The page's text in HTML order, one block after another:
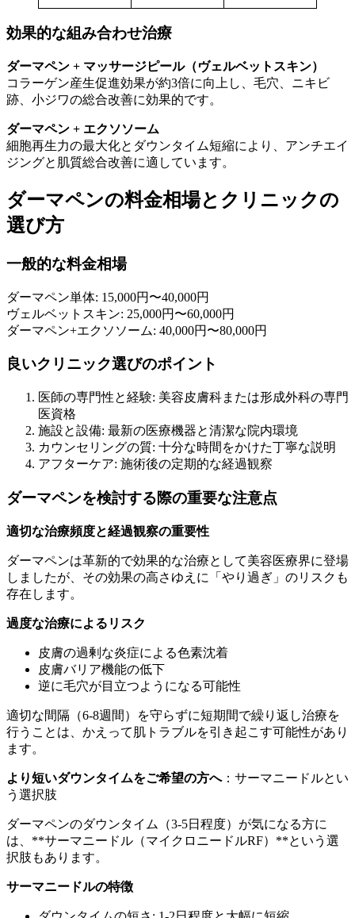
効果的な組み合わせ治療
ダーマペン + マッサージピール（ヴェルベットスキン）
コラーゲン産生促進効果が約3倍に向上し、毛穴、ニキビ
跡、小ジワの総合改善に効果的です。
ダーマペン + エクソソーム
細胞再生力の最大化とダウンタイム短縮により、アンチエイ
ジングと肌質総合改善に適しています。
ダーマペンの料金相場とクリニックの
選び方
一般的な料金相場
ダーマペン単体: 15,000円〜40,000円
ヴェルベットスキン: 25,000円〜60,000円
ダーマペン+エクソソーム: 40,000円〜80,000円
良いクリニック選びのポイント
医師の専門性と経験: 美容皮膚科または形成外科の専門
医資格
施設と設備: 最新の医療機器と清潔な院内環境
カウンセリングの質: 十分な時間をかけた丁寧な説明
アフターケア: 施術後の定期的な経過観察
ダーマペンを検討する際の重要な注意点
適切な治療頻度と経過観察の重要性
ダーマペンは革新的で効果的な治療として美容医療界に登場
しましたが、その効果の高さゆえに「やり過ぎ」のリスクも
存在します。
過度な治療によるリスク
皮膚の過剰な炎症による色素沈着
皮膚バリア機能の低下
逆に毛穴が目立つようになる可能性
適切な間隔（6-8週間）を守らずに短期間で繰り返し治療を
行うことは、かえって肌トラブルを引き起こす可能性があり
ます。
より短いダウンタイムをご希望の方へ：サーマニードルとい
う選択肢
ダーマペンのダウンタイム（3-5日程度）が気になる方に
は、**サーマニードル（マイクロニードルRF）**という選
択肢もあります。
サーマニードルの特徴